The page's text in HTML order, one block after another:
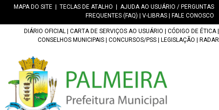
MAPA DO SITE TECLAS DE ATALHO
AJUDA AO USUÁRIO / PERGUNTAS
FREQUENTES (FAQ)
V-LIBRAS FALE CONOSCO
DIÁRIO OFICIAL CARTA DE SERVIÇOS AO USUÁRIO CÓDIGO DE ÉTICA|
CONSELHOS MUNICIPAIS
CONCURSOS/PSS LEGISLAÇÃO RADAR